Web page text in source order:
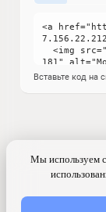
Вставьте код на